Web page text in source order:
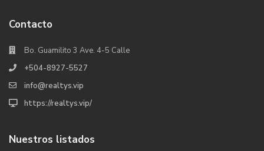
Contacto
Bo. Guamilito 3 Ave. 4-5 Calle
+504-8927-5527
info@realtys.vip
https://realtys.vip/
Nuestros listados